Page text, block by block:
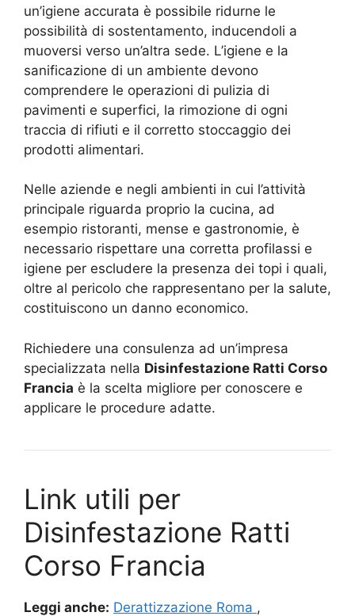
un’igiene accurata è possibile ridurne le
possibilità di sostentamento, inducendoli a
muoversi verso un’altra sede. L’igiene e la
sanificazione di un ambiente devono
comprendere le operazioni di pulizia di
pavimenti e superfici, la rimozione di ogni
traccia di rifiuti e il corretto stoccaggio dei
prodotti alimentari.
Nelle aziende e negli ambienti in cui l’attività
principale riguarda proprio la cucina, ad
esempio ristoranti, mense e gastronomie, è
necessario rispettare una corretta profilassi e
igiene per escludere la presenza dei topi i quali,
oltre al pericolo che rappresentano per la salute,
costituiscono un danno economico.
Richiedere una consulenza ad un’impresa
specializzata nella Disinfestazione Ratti Corso
Francia è la scelta migliore per conoscere e
applicare le procedure adatte.
Link utili per
Disinfestazione Ratti
Corso Francia
Leggi anche: Derattizzazione Roma ,